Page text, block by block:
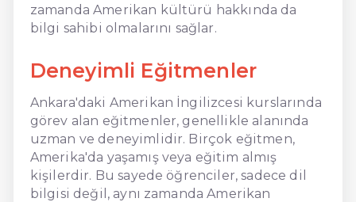
zamanda Amerikan kültürü hakkında da
bilgi sahibi olmalarını sağlar.
Deneyimli Eğitmenler
Ankara'daki Amerikan İngilizcesi kurslarında
görev alan eğitmenler, genellikle alanında
uzman ve deneyimlidir. Birçok eğitmen,
Amerika'da yaşamış veya eğitim almış
kişilerdir. Bu sayede öğrenciler, sadece dil
bilgisi değil, aynı zamanda Amerikan